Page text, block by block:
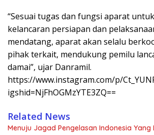
“Sesuai tugas dan fungsi aparat
kelancaran persiapan dan
mendatang, aparat akan selalu
pihak terkait, mendukung pemilu
damai”, ujar Danramil.
https://www.instagram.com/p/
igshid=NjFhOGMzYTE3ZQ==
Related News
Menuju Jagad Pengelasan Indonesia Yang